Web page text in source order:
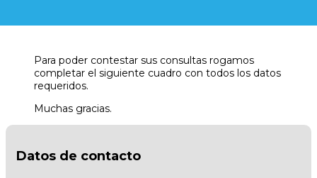
Para poder contestar sus consultas rogamos
completar el siguiente cuadro con todos los datos
requeridos.
Muchas gracias.
Datos de contacto